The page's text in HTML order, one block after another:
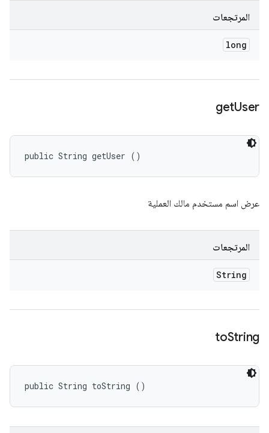
المرتجعات
long
getUser
public String getUser ()
عرض اسم مستخدم مالك العملية
المرتجعات
String
toString
public String toString ()